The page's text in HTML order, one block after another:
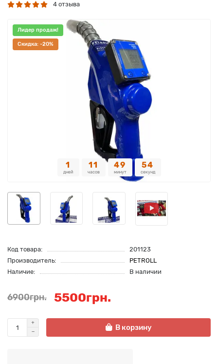
4 отзыва
Лидер продаж!
Cкидка: -20%
1
дней
11
часов
49
минут
54
секунд
Код товара:
201123
Производитель:
PETROLL
Наличие:
В наличии
6900грн. 5500грн.
В корзину